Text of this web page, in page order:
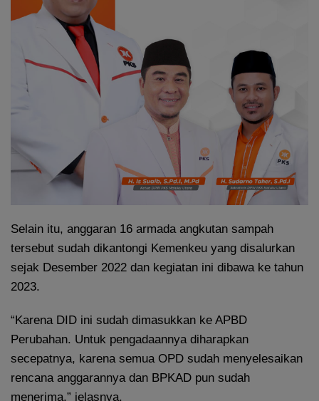
Selain itu, anggaran 16 armada angkutan sampah
tersebut sudah dikantongi Kemenkeu yang disalurkan
sejak Desember 2022 dan kegiatan ini dibawa ke tahun
2023.
“Karena DID ini sudah dimasukkan ke APBD
Perubahan. Untuk pengadaannya diharapkan
secepatnya, karena semua OPD sudah menyelesaikan
rencana anggarannya dan BPKAD pun sudah
menerima,” jelasnya.